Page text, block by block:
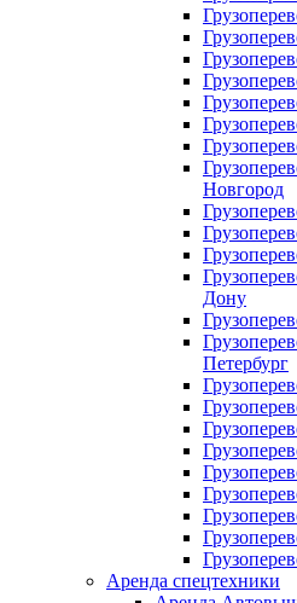
Новгород
Дону
Петербург
Аренда спецтехники